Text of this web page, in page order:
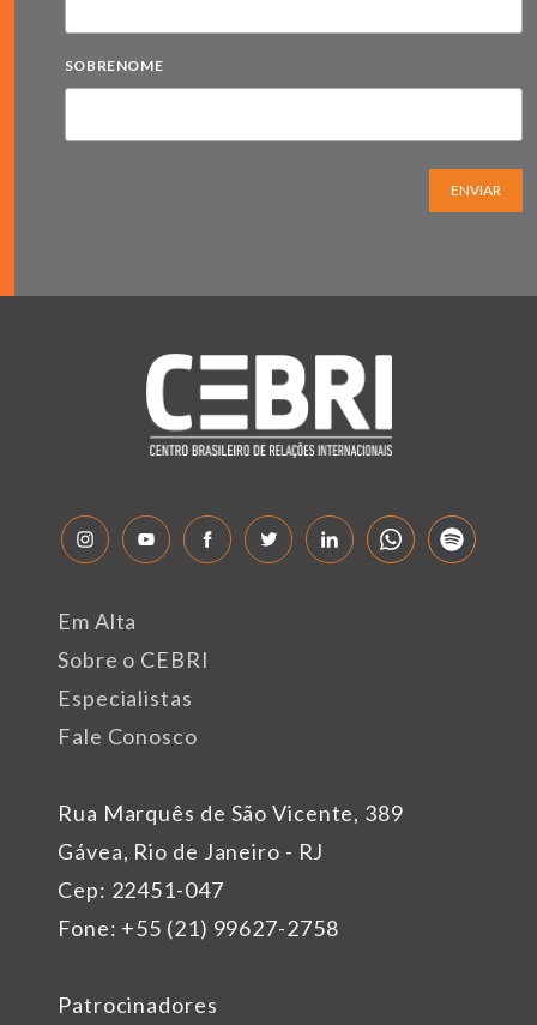
SOBRENOME
ENVIAR
Rua Marquês de São Vicente, 389
Gávea, Rio de Janeiro - RJ
Cep: 22451-047
Fone: +55 (21) 99627-2758
Em Alta
Sobre o CEBRI
Especialistas
Fale Conosco
Patrocinadores